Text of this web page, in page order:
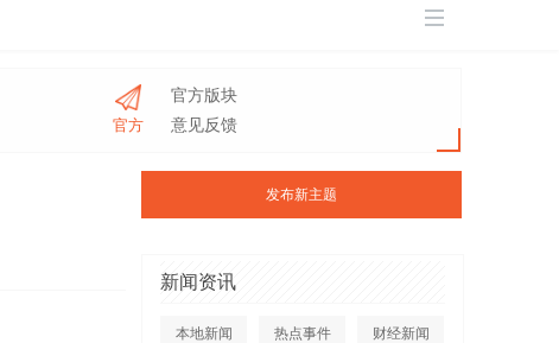
官方
官方版块
意见反馈
发布新主题
新闻资讯
本地新闻 热点事件 财经新闻